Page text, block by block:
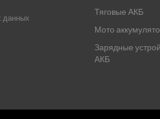
данных
Тяговые АКБ
Мото
Зарядные
АКБ